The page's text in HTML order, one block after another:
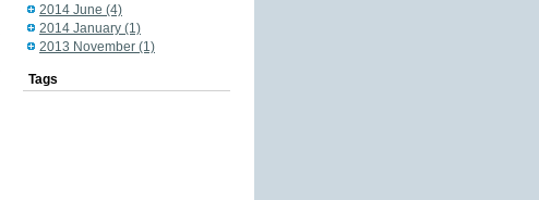
2014 June (4)
2014 January (1)
2013 November (1)
Tags